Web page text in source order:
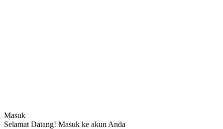
Masuk
Selamat Datang! Masuk ke akun Anda